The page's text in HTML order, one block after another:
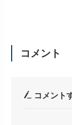
コメント
コメント